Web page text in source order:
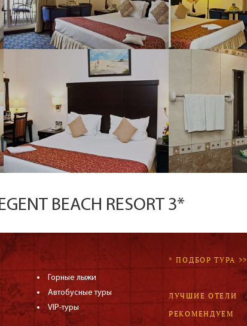
BEACH RESORT 3*
Горные лыжи
Автобусные туры
VIP-туры
* ПОДБОР ТУРА >>
ЛУЧШИЕ ОТЕЛИ
РЕКОМЕНДУЕМ